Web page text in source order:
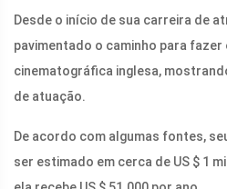
Desde o início de sua carreira de
pavimentado o caminho para
cinematográfica inglesa,
de atuação.
De acordo com algumas fontes,
ser estimado em cerca de US $ 1